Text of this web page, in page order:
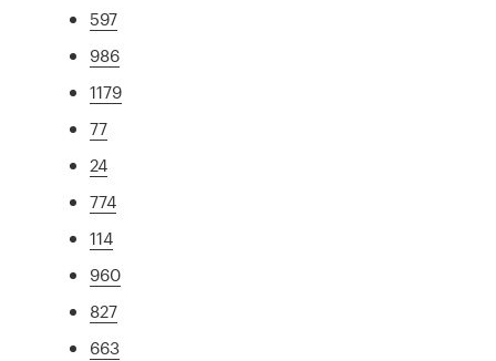
597
986
1179
77
24
774
114
960
827
663